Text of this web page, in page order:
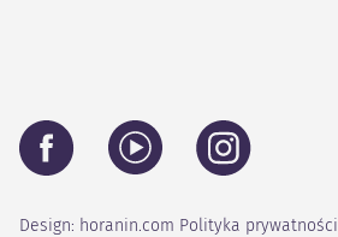
Design: horanin.com Polityka prywatności